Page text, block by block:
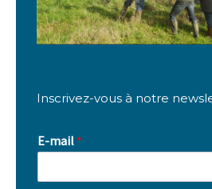
Inscrivez-vous à notre
E-mail *